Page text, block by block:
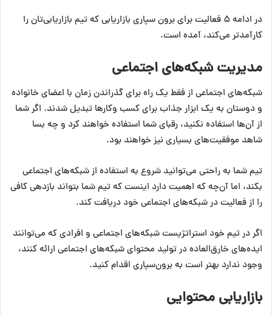
در ادامه ۵ فعالیت برای برون سپاری بازاریابی که تیم بازاریابی‌تان را
کارآمدتر می‌کند، آمده است.
مدیریت شبکه‌های اجتماعی
شبکه‌های اجتماعی از فقط یک راه برای گذراندن زمان با اعضای خانواده
و دوستان به یک ابزار جذاب برای کسب وکارها تبدیل شدند. اگر شما
از آن‌ها استفاده نکنید، رقبای شما استفاده خواهند کرد و چه بسا
شاهد موفقیت‎‌های بسیاری نیز خواهند بود.
تیم شما به راحتی می‌توانید شروع به استفاده از شبکه‌های اجتماعی
بکند، اما آن‌چه که اهمیت دارد اینست که تیم شما بتواند بازدهی کافی
را از فعالیت در شبکه‌های اجتماعی خود دریافت کند.
اگر در تیم خود استراتژیست شبکه‌های اجتماعی و افرادی که می‌توانند
ایده‌های خارق‌العاده در تولید محتوای شبکه‌های اجتماعی ارائه کنند،
وجود ندارد بهتر است به برون‌سپاری اقدام کنید.
بازاریابی محتوایی